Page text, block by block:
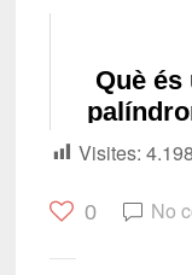
Què és
Visites: 4.198
0 No